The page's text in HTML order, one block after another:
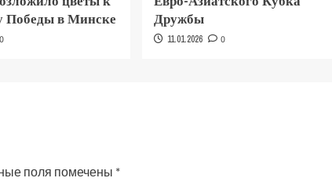
Победы в Минске
0
Дружбы
11.01.2026 0
поля помечены *